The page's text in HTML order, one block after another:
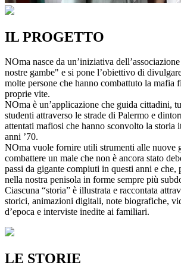
IL PROGETTO
NOma nasce da un’iniziativa
nostre gambe" e si pone l’obiettivo di
molte persone che hanno combattuto la mafia
proprie vite.
NOma è un’applicazione che guida cittadini,
studenti attraverso le strade di Palermo e
attentati mafiosi che hanno sconvolto la storia
anni ’70.
NOma vuole fornire utili strumenti alle nuove
combattere un male che non è ancora stato
passi da gigante compiuti in questi anni e
nella nostra penisola in forme sempre più
Ciascuna “storia” è illustrata e raccontata
storici, animazioni digitali, note biografiche,
d’epoca e interviste inedite ai familiari.
LE STORIE